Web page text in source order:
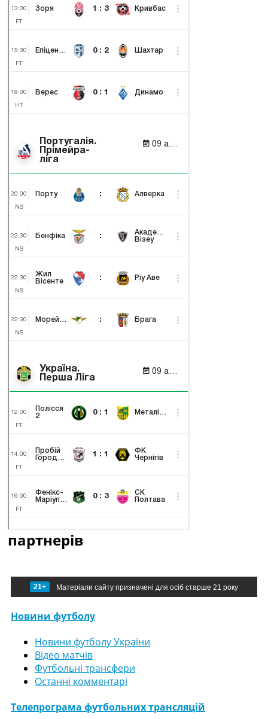
партнерів
21+ Матеріали сайту призначені для осіб старше 21 року
Новини футболу
Новини футболу України
Відео матчів
Футбольні трансфери
Останні комментарі
Телепрограма футбольних трансляцій